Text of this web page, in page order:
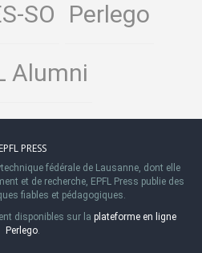
SO Perlego
Alumni
EPFL PRESS
fédérale de Lausanne, dont elle
et de recherche, EPFL Press publie des
fiables et pédagogiques.
disponibles sur la plateforme en ligne
Perlego.